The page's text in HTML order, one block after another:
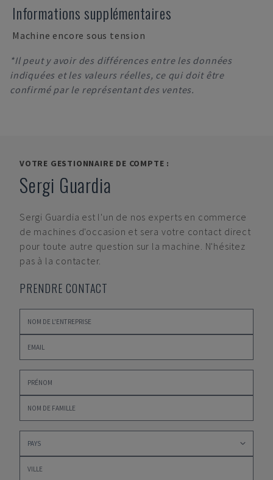
Informations supplémentaires
Machine encore sous tension
*Il peut y avoir des différences entre les données
indiquées et les valeurs réelles, ce qui doit être
confirmé par le représentant des ventes.
VOTRE GESTIONNAIRE DE COMPTE :
Sergi Guardia
Sergi Guardia est l'un de nos experts en commerce
de machines d'occasion et sera votre contact direct
pour toute autre question sur la machine. N'hésitez
pas à la contacter.
PRENDRE CONTACT